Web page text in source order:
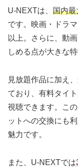
U-NEXTは、 国内最
です。映画・ドラ
以上。さらに、動
しめる点が大きな
見放題作品に加え
ており、有料タイ
視聴できます。こ
ットへの交換にも
魅力です。
また、U-NEXTでは